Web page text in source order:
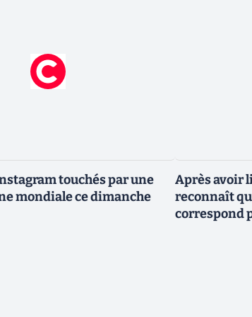
touchés par une
mondiale ce dimanche
Après avoir
reconnaît
correspond